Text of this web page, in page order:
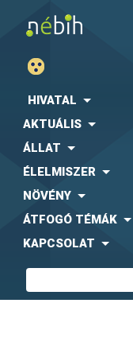
HIVATAL
AKTUÁLIS
ÁLLAT
ÉLELMISZER
NÖVÉNY
ÁTFOGÓ TÉMÁK
KAPCSOLAT